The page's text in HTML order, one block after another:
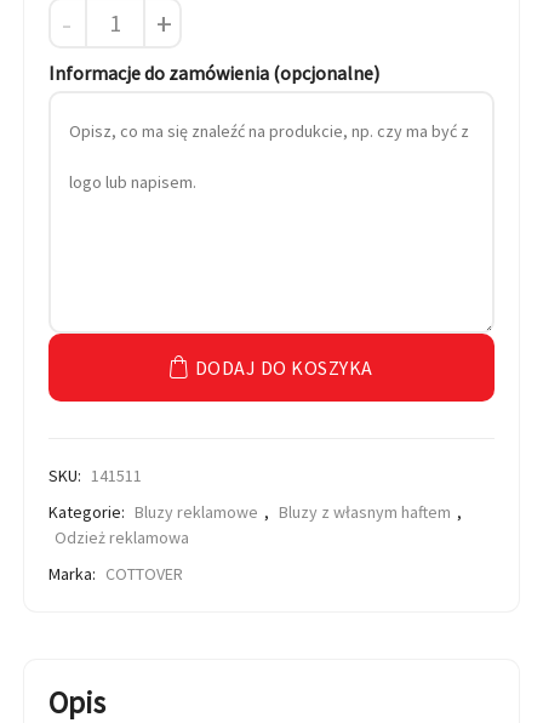
- +
Informacje do zamówienia (opcjonalne)
DODAJ DO KOSZYKA
SKU: 141511
Kategorie: Bluzy reklamowe , Bluzy z własnym haftem ,
Odzież reklamowa
Marka: COTTOVER
Opis